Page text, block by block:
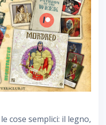
cose semplici: il legno,